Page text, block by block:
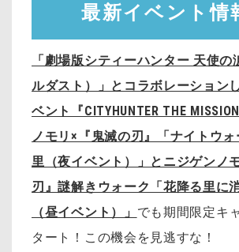
最新イベント情
「劇場版シティーハンター 天使の
ルダスト）」とコラボレーション
ベント『CITYHUNTER THE MISSION
ノモリ×『鬼滅の刃』「ナイトウ
里（夜イベント）」とニジゲンノ
刃』謎解きウォーク「花降る里に
（昼イベント）」 でも期間限定キ
タート！この機会を見逃すな！